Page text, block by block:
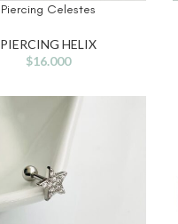
Piercing Celestes
PIERCING HELIX
$16.000